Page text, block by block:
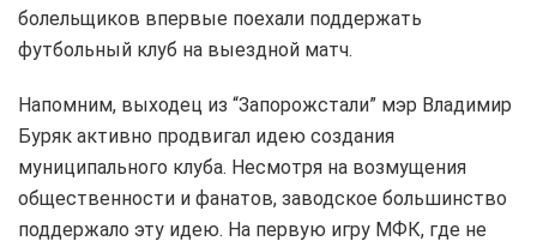
болельщиков впервые поехали поддержать
футбольный клуб на выездной матч.
Напомним, выходец из “Запорожстали” мэр Владимир
Буряк активно продвигал идею создания
муниципального клуба. Несмотря на возмущения
общественности и фанатов, заводское большинство
поддержало эту идею. На первую игру МФК, где не